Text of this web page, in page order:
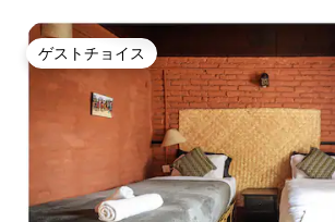
ゲストチョイス
ゲストチョイス